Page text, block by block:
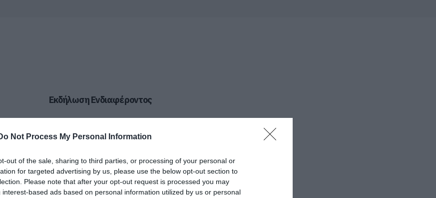
Not Process My Personal Information
out of the sale, sharing to third parties, or processing of your personal or
for targeted advertising by us, please use the below opt-out section to
Please note that after your opt-out request is processed you may
interest-based ads based on personal information utilized by us or personal
Εκδήλωση Ενδιαφέροντος
SUNGROW SG5.0/6.0/7.0/8.0/10/12RT